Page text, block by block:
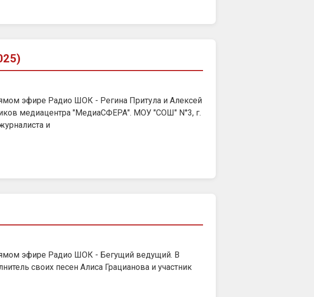
эфире Радио ШОК - Регина Притула и Алексей
медиацентра "МедиаСФЕРА". МОУ "СОШ" N°3, г.
и
эфире Радио ШОК - Бегущий ведущий. В
своих песен Алиса Грацианова и участник